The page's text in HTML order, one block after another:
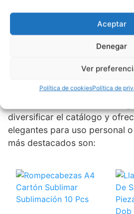
Aceptar
Denegar
Ver
Política de cookiesPolítica de
son
resistencias cilíndricas, una
y cinta térmica para
Objetos Rígidos
diversificar el catálogo y
elegantes para uso personal
más destacados son: